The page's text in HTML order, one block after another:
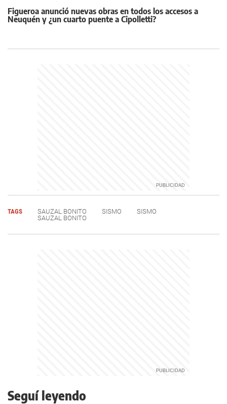
Figueroa anunció nuevas obras en todos los accesos a
Neuquén y ¿un cuarto puente a Cipolletti?
TAGS SAUZAL BONITO SISMO
SISMO
SAUZAL BONITO
Seguí leyendo